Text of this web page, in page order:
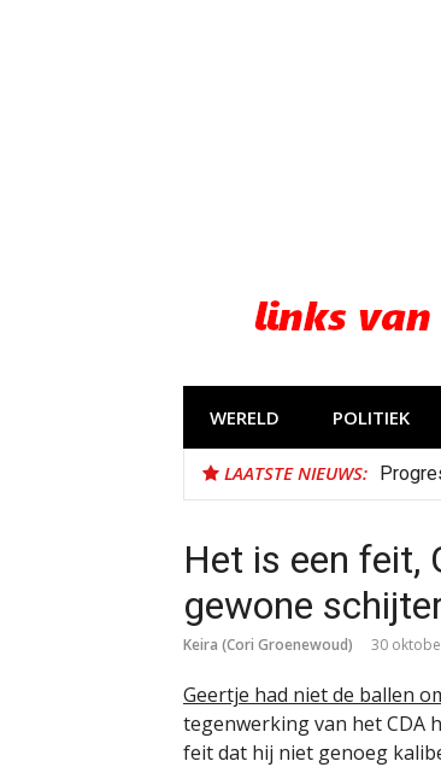
WERELD POLITIEK
LAATSTE NIEUWS:
Het is een feit,
gewone
Keira (Cori Groenewoud) 30
Geertje had niet de ballen
tegenwerking van het CDA
feit dat hij niet genoeg